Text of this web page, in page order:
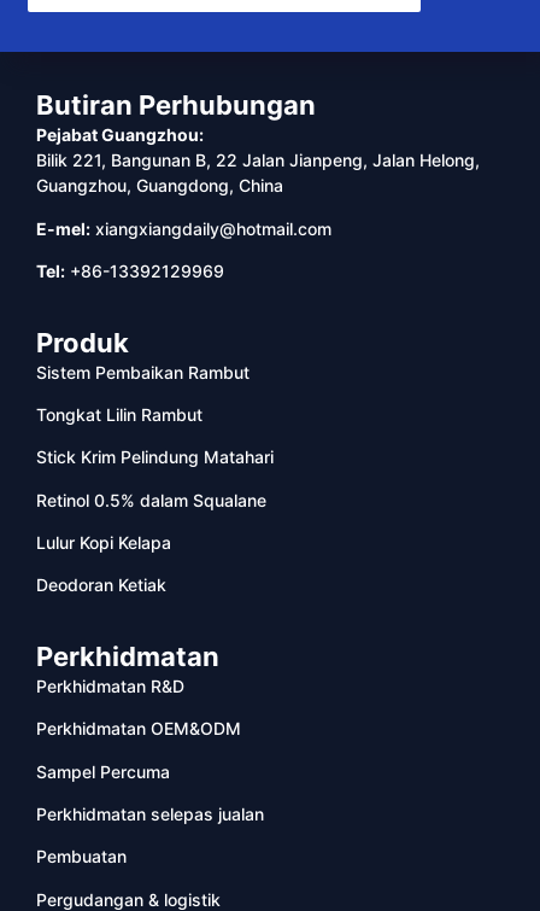
Butiran Perhubungan
Pejabat Guangzhou:
Bilik 221, Bangunan B, 22 Jalan Jianpeng, Jalan Helong,
Guangzhou, Guangdong, China
E-mel: xiangxiangdaily@hotmail.com
Tel: +86-13392129969
Produk
Sistem Pembaikan Rambut
Tongkat Lilin Rambut
Stick Krim Pelindung Matahari
Retinol 0.5% dalam Squalane
Lulur Kopi Kelapa
Deodoran Ketiak
Perkhidmatan
Perkhidmatan R&D
Perkhidmatan OEM&ODM
Sampel Percuma
Perkhidmatan selepas jualan
Pembuatan
Pergudangan & logistik